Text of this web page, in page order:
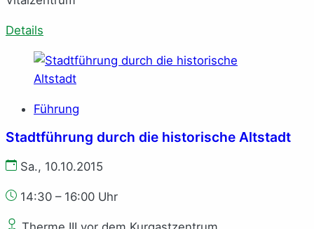
Details
Führung
Stadtführung durch die historische Altstadt
Sa., 10.10.2015
14:30 – 16:00 Uhr